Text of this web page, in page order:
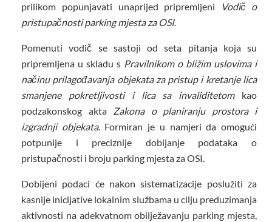
prilikom popunjavati unaprijed pripremljeni
Vodič o
pristupačnosti parking mjesta za OSI.
Pomenuti vodič se sastoji od seta pitanja koja su
pripremljena u skladu s Pravilnikom o bližim uslovima i
načinu prilagođavanja objekata za pristup i kretanje lica
smanjene pokretljivosti i lica sa invaliditetomkao
podzakonskog akta Zakona o planiranju prostora i
izgradnji objekata. Formiran je u namjeri da omogući
potpunije i preciznije dobijanje podataka o
pristupačnosti i broju parking mjesta za OSI.
Dobijeni podaci će nakon sistematizacije poslužiti za
kasnije inicijative lokalnim službama u cilju preduzimanja
aktivnosti na adekvatnom obilježavanju parking mjesta,